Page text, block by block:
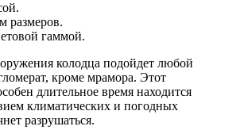
размеров.
гаммой.
колодца подойдет любой
кроме мрамора. Этот
длительное время находится
климатических и погодных
разрушаться.